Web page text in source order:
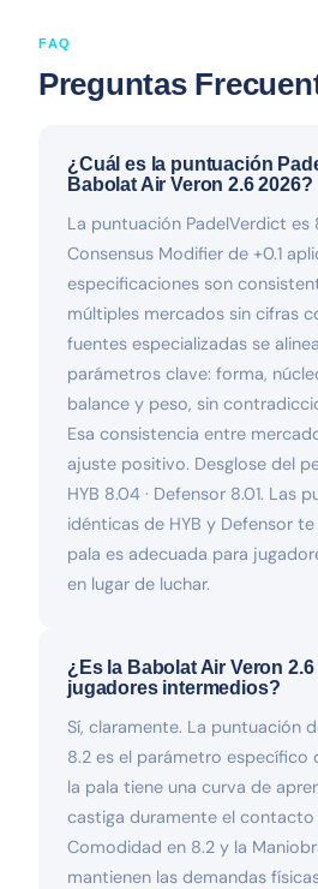
FAQ
Preguntas
¿Cuál es la puntuación
Babolat Air Veron 2.6 2026?
La puntuación PadelVerdict es
Consensus Modifier de +0.1
especificaciones son
múltiples mercados sin cifras
fuentes especializadas se
parámetros clave: forma,
balance y peso, sin
Esa consistencia entre
ajuste positivo. Desglose del
HYB 8.04 · Defensor 8.01. Las
idénticas de HYB y Defensor
pala es adecuada para
en lugar de luchar.
¿Es la Babolat Air Veron
jugadores intermedios?
Sí, claramente. La puntuación
8.2 es el parámetro específico
la pala tiene una curva de
castiga duramente el contacto
Comodidad en 8.2 y la
mantienen las demandas